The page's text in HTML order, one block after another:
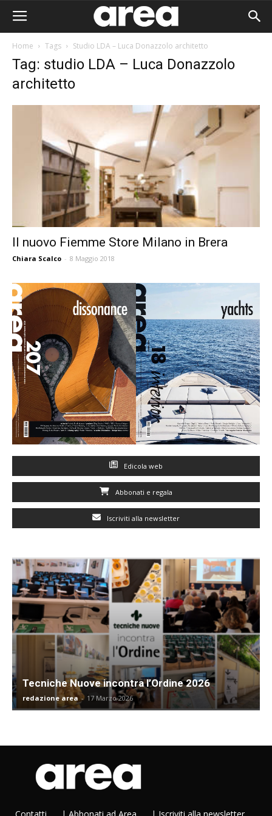
Home Tags Studio LDA – Luca Donazzolo architetto
Tag: studio LDA – Luca Donazzolo
architetto
Il nuovo Fiemme Store Milano in Brera
Chiara Scalco - 8 Maggio 2018
Edicola web
Abbonati e regala
Iscriviti alla newsletter
Tecniche Nuove incontra l’Ordine 2026
redazione area - 17 Marzo 2026